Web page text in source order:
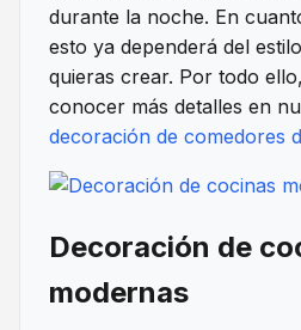
durante la noche. En
esto ya dependerá del
quieras crear. Por todo
conocer más detalles en
decoración de comedores
Decoración de
modernas